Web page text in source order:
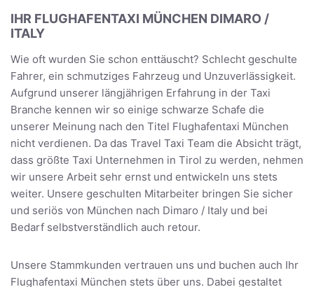
IHR FLUGHAFENTAXI MÜNCHEN DIMARO /
ITALY
Wie oft wurden Sie schon enttäuscht? Schlecht geschulte
Fahrer, ein schmutziges Fahrzeug und Unzuverlässigkeit.
Aufgrund unserer längjährigen Erfahrung in der Taxi
Branche kennen wir so einige schwarze Schafe die
unserer Meinung nach den Titel Flughafentaxi München
nicht verdienen. Da das Travel Taxi Team die Absicht trägt,
dass größte Taxi Unternehmen in Tirol zu werden, nehmen
wir unsere Arbeit sehr ernst und entwickeln uns stets
weiter. Unsere geschulten Mitarbeiter bringen Sie sicher
und seriös von München nach Dimaro / Italy und bei
Bedarf selbstverständlich auch retour.
Unsere Stammkunden vertrauen uns und buchen auch Ihr
Flughafentaxi München stets über uns. Dabei gestaltet